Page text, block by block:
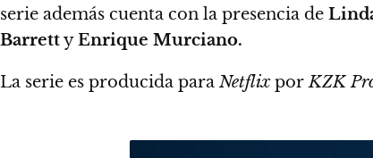
serie además cuenta con la presencia de
BarrettyEnrique Murciano.
La serie es producida para NetflixporKZK